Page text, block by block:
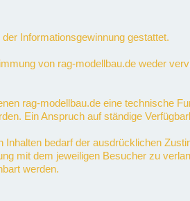
Informationsgewinnung gestattet.
von rag-modellbau.de weder
rag-modellbau.de eine technische
Ein Anspruch auf ständige
bedarf der ausdrücklichen
mit dem jeweiligen Besucher zu
werden.